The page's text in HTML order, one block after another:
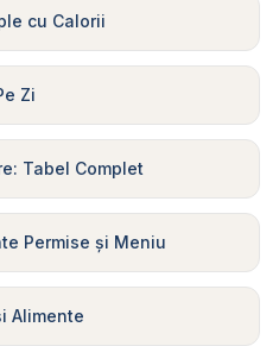
cu Calorii
Zi
Tabel Complet
Permise și Meniu
Alimente